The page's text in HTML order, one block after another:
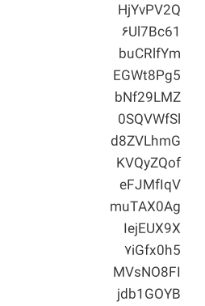
HjYvPV2Q
۶Ul7Bc61
buCRlfYm
EGWt8Pg5
bNf29LMZ
0SQVWfSl
d8ZVLhmG
KVQyZQof
eFJMfIqV
muTAX0Ag
IejEUX9X
۷iGfx0h5
MVsNO8FI
jdb1GOYB